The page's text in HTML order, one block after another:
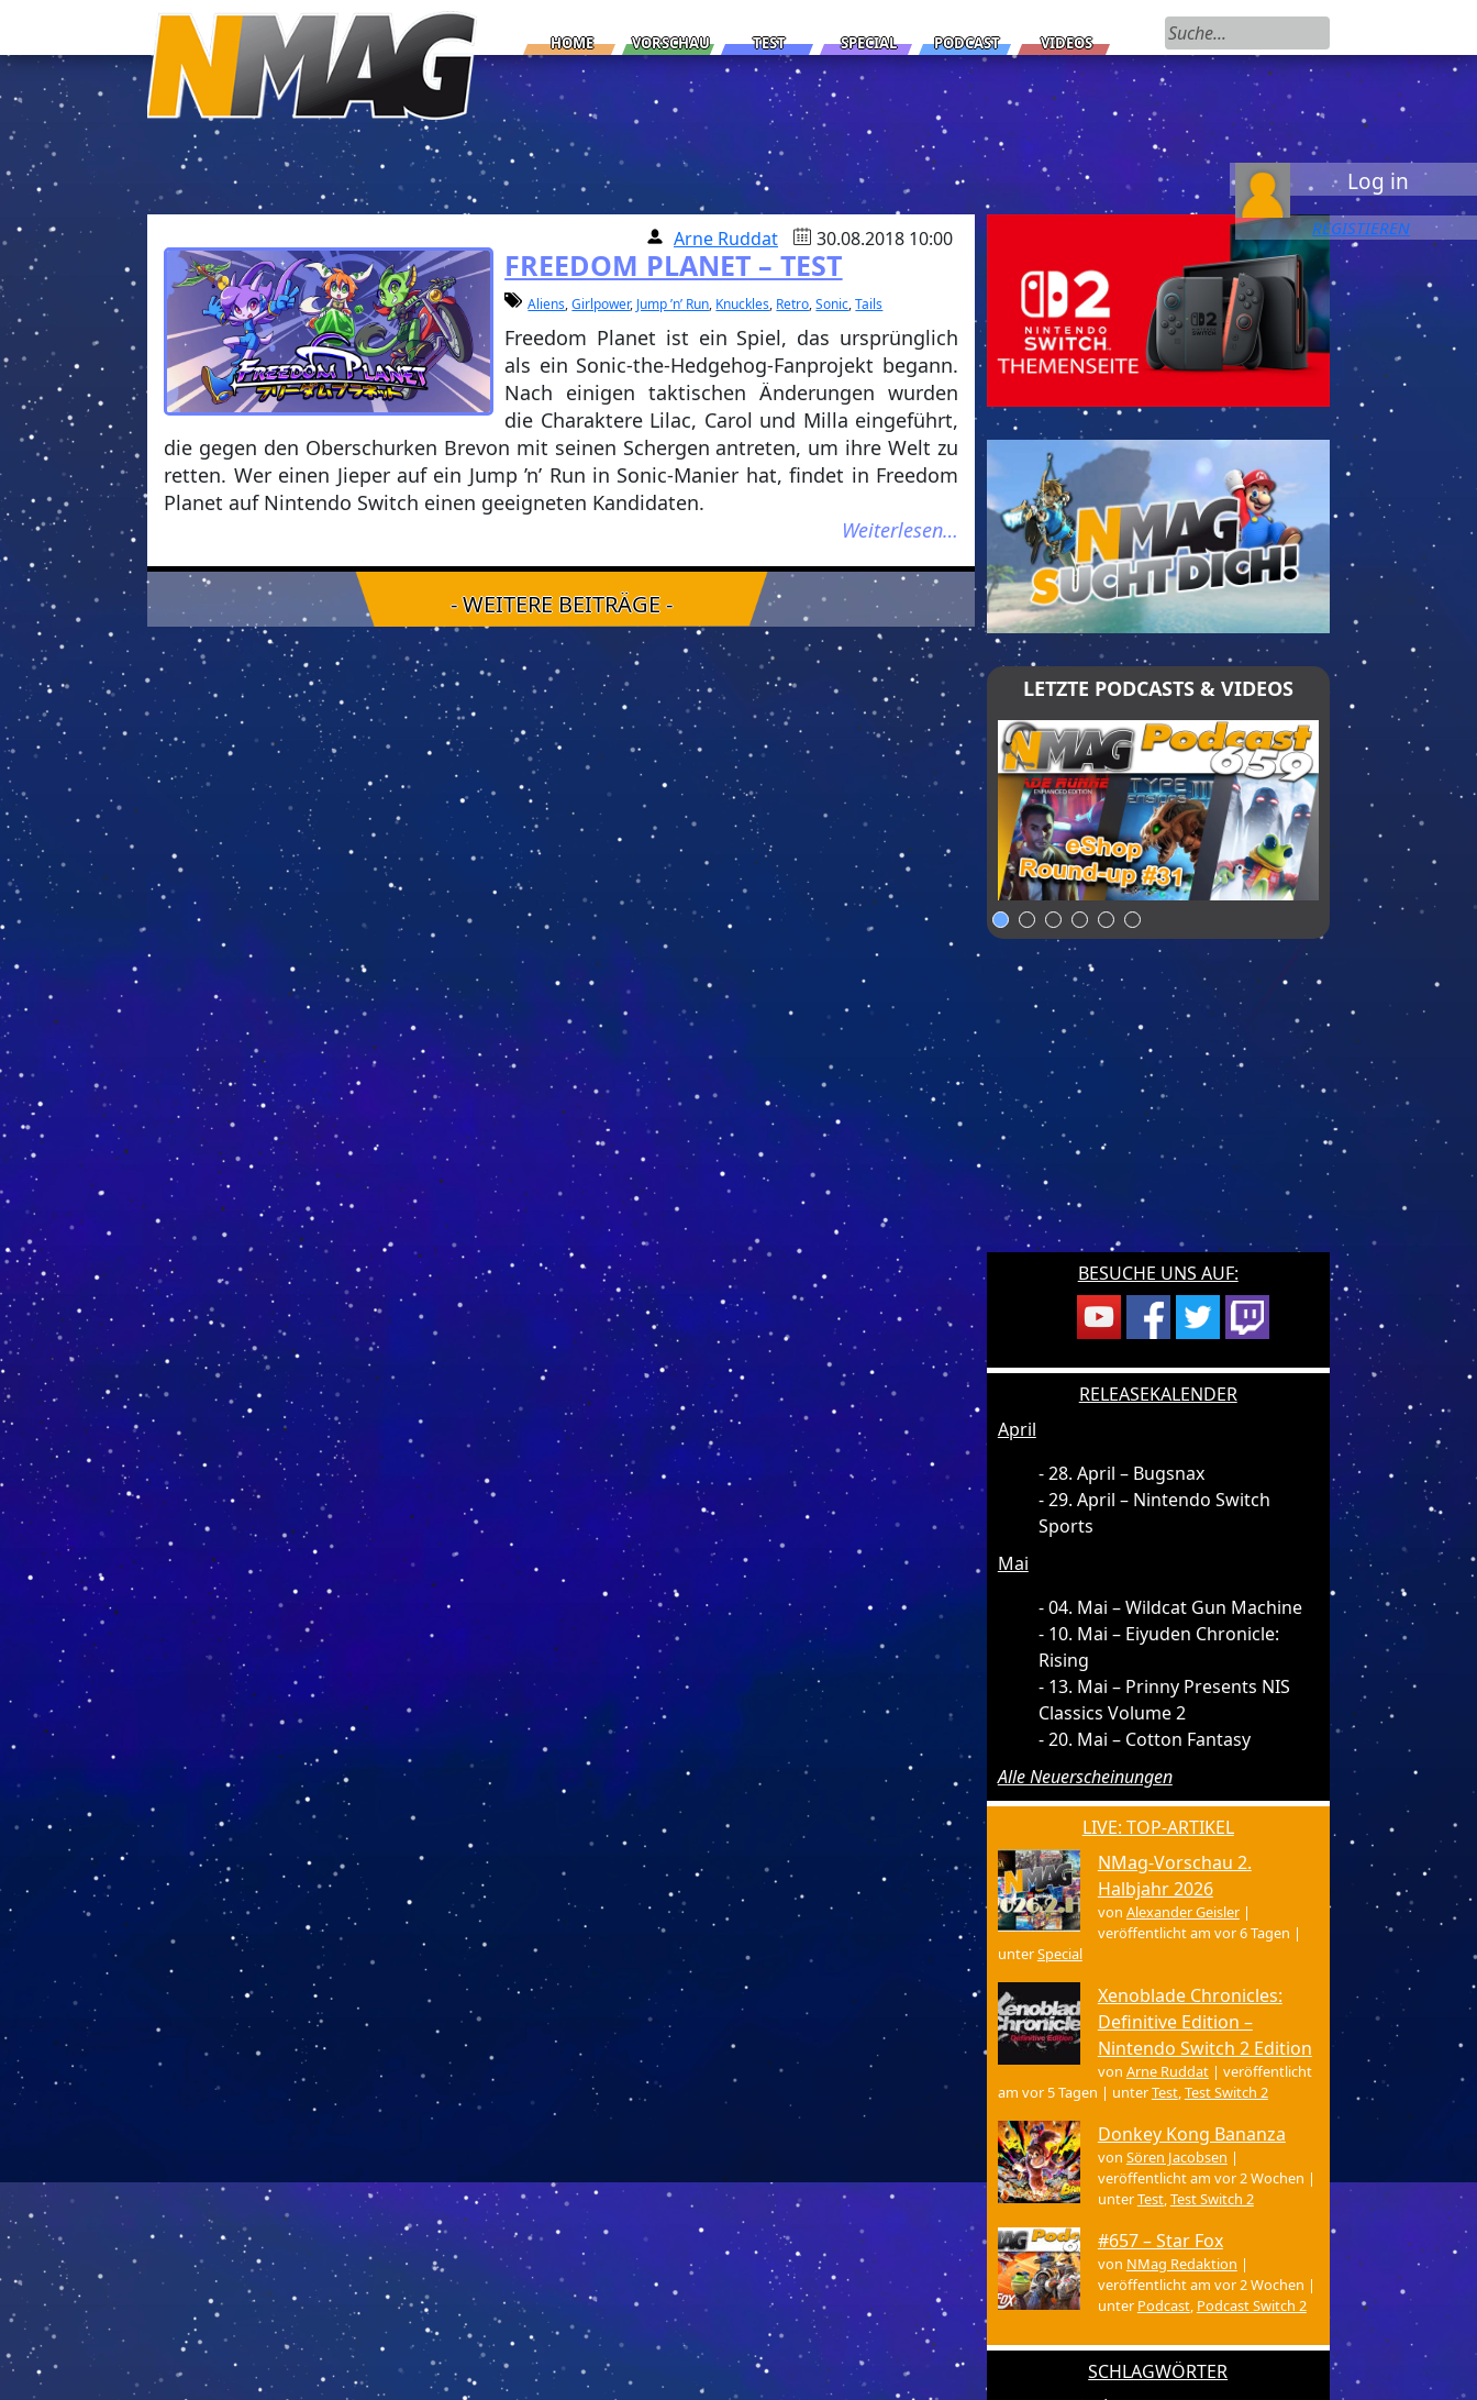
HOME VORSCHAU TEST SPECIAL PODCAST VIDEOS
Suchen nach:
Log in
REGISTIEREN
Arne Ruddat 30.08.2018 10:00
FREEDOM PLANET – TEST
Aliens,Girlpower, Jump ’n’ Run, Knuckles, Retro,Sonic,Tails
Freedom Planet ist ein Spiel, das ursprünglich
als ein Sonic-the-Hedgehog-Fanprojekt begann.
Nach einigen taktischen Änderungen wurden
die Charaktere Lilac, Carol und Milla eingeführt,
die gegen den Oberschurken Brevon mit seinen Schergen antreten, um ihre Welt zu
retten. Wer einen Jieper auf ein Jump ’n’ Run in Sonic-Manier hat, findet in Freedom
Planet auf Nintendo Switch einen geeigneten Kandidaten.
Weiterlesen…
- WEITERE BEITRÄGE -
LETZTE PODCASTS & VIDEOS
BESUCHE UNS AUF:
RELEASEKALENDER
April
28. April – Bugsnax
29. April – Nintendo Switch
Sports
Mai
04. Mai – Wildcat Gun Machine
10. Mai – Eiyuden Chronicle:
Rising
13. Mai – Prinny Presents NIS
Classics Volume 2
20. Mai – Cotton Fantasy
Alle Neuerscheinungen
LIVE: TOP-ARTIKEL
NMag-Vorschau 2.
Halbjahr 2026
von Alexander Geisler|
veröffentlicht am vor 6 Tagen |
unterSpecial
Xenoblade Chronicles:
Definitive Edition –
Nintendo Switch 2 Edition
von Arne Ruddat| veröffentlicht
am vor 5 Tagen | unterTest,Test Switch 2
Donkey Kong Bananza
von Sören Jacobsen |
veröffentlicht am vor 2 Wochen |
unterTest,Test Switch 2
#657 – Star Fox
von NMag Redaktion |
veröffentlicht am vor 2 Wochen |
unter Podcast, Podcast Switch 2
SCHLAGWÖRTER